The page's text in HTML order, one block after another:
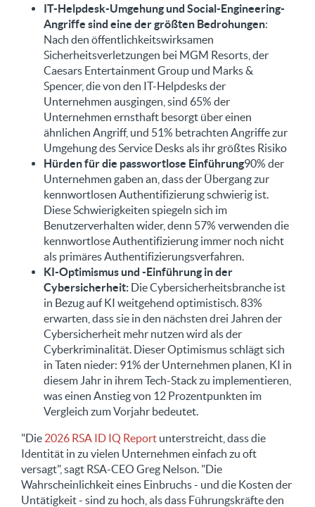
IT-Helpdesk-Umgehung und Social-Engineering-
Angriffe sind eine der größten Bedrohungen:
Nach den öffentlichkeitswirksamen
Sicherheitsverletzungen bei MGM Resorts, der
Caesars Entertainment Group und Marks &
Spencer, die von den IT-Helpdesks der
Unternehmen ausgingen, sind 65% der
Unternehmen ernsthaft besorgt über einen
ähnlichen Angriff, und 51% betrachten Angriffe zur
Umgehung des Service Desks als ihr größtes Risiko
Hürden für die passwortlose Einführung90% der
Unternehmen gaben an, dass der Übergang zur
kennwortlosen Authentifizierung schwierig ist.
Diese Schwierigkeiten spiegeln sich im
Benutzerverhalten wider, denn 57% verwenden die
kennwortlose Authentifizierung immer noch nicht
als primäres Authentifizierungsverfahren.
KI-Optimismus und -Einführung in der
Cybersicherheit: Die Cybersicherheitsbranche ist
in Bezug auf KI weitgehend optimistisch. 83%
erwarten, dass sie in den nächsten drei Jahren der
Cybersicherheit mehr nutzen wird als der
Cyberkriminalität. Dieser Optimismus schlägt sich
in Taten nieder: 91% der Unternehmen planen, KI in
diesem Jahr in ihrem Tech-Stack zu implementieren,
was einen Anstieg von 12 Prozentpunkten im
Vergleich zum Vorjahr bedeutet.
"Die 2026 RSA ID IQ Report unterstreicht, dass die
Identität in zu vielen Unternehmen einfach zu oft
versagt", sagt RSA-CEO Greg Nelson. "Die
Wahrscheinlichkeit eines Einbruchs - und die Kosten der
Untätigkeit - sind zu hoch, als dass Führungskräfte den